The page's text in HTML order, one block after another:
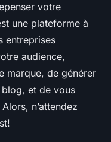
votre
une plateforme à
entreprises
audience,
marque, de générer
et de vous
n’attendez